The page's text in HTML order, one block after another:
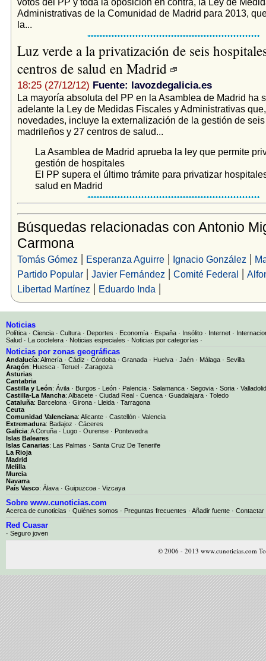
Administrativas de la Comunidad de Madrid para 2013,
la...
Luz verde a la privatización de seis
centros de salud en Madrid
18:25 (27/12/12) Fuente: lavozdegalicia.es
La mayoría absoluta del PP en la Asamblea de Madrid ha
adelante la Ley de Medidas Fiscales y Administrativas
novedades, incluye la externalización de la gestión de
madrileños y 27 centros de salud...
La Asamblea de Madrid aprueba la ley que permite
gestión de hospitales
El PP supera el último trámite para privatizar
salud en Madrid
Búsquedas relacionadas con Antonio
Carmona
Tomás Gómez | Esperanza Aguirre| Ignacio González |
Partido Popular| Javier Fernández | Comité Federal |
Libertad Martínez | Eduardo Inda |
Noticias
Política · Ciencia · Cultura · Deportes · Economía · España · Insólito · Internet ·
Salud · La coctelera · Noticias especiales · Noticias por categorías ·
Noticias por zonas geográficas
Andalucía: Almería · Cádiz · Córdoba · Granada · Huelva · Jaén · Málaga · Sevilla
Aragón: Huesca · Teruel · Zaragoza
Asturias
Cantabria
Castilla y León: Ávila · Burgos · León · Palencia · Salamanca · Segovia · Soria · Valladolid
Castilla-La Mancha: Albacete · Ciudad Real · Cuenca · Guadalajara · Toledo
Cataluña: Barcelona · Girona · Lleida · Tarragona
Ceuta
Comunidad Valenciana: Alicante · Castellón · Valencia
Extremadura: Badajoz · Cáceres
Galicia: A Coruña · Lugo · Ourense · Pontevedra
Islas Baleares
Islas Canarias: Las Palmas · Santa Cruz De Tenerife
La Rioja
Madrid
Melilla
Murcia
Navarra
País Vasco: Álava · Guipuzcoa · Vizcaya
Sobre www.cunoticias.com
Acerca de cunoticias · Quiénes somos · Preguntas frecuentes · Añadir fuente · Contactar
Red Cuasar
· Seguro joven
© 2006 - 2013 www.cunoticias.com